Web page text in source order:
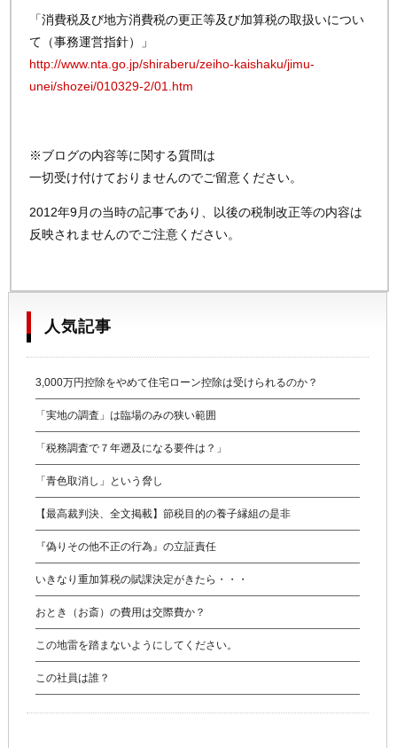
「消費税及び地方消費税の更正等及び加算税の取扱いについ
て（事務運営指針）」
http://www.nta.go.jp/shiraberu/zeiho-kaishaku/jimu-
unei/shozei/010329-2/01.htm
※ブログの内容等に関する質問は
一切受け付けておりませんのでご留意ください。
2012年9月の当時の記事であり、以後の税制改正等の内容は
反映されませんのでご注意ください。
人気記事
3,000万円控除をやめて住宅ローン控除は受けられるのか？
「実地の調査」は臨場のみの狭い範囲
「税務調査で７年遡及になる要件は？」
「青色取消し」という脅し
【最高裁判決、全文掲載】節税目的の養子縁組の是非
『偽りその他不正の行為』の立証責任
いきなり重加算税の賦課決定がきたら・・・
おとき（お斎）の費用は交際費か？
この地雷を踏まないようにしてください。
この社員は誰？